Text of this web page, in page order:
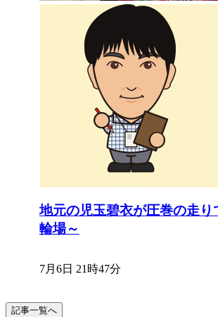
地元の児玉碧衣が圧巻の走り
輪場～
7月6日 21時47分
記事一覧へ